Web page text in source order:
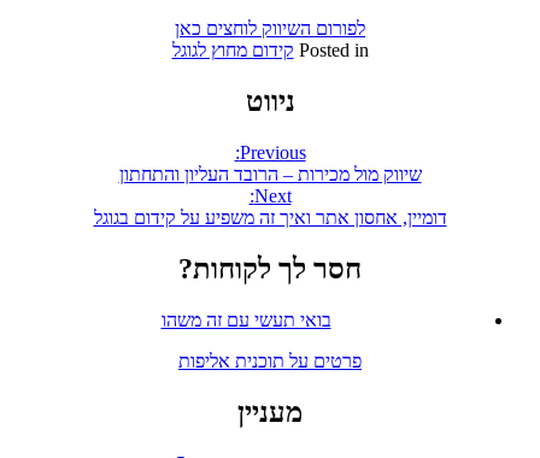
לפורום השיווק לוחצים כאן
Posted in קידום מחוץ לגוגל
ניווט
Previous:
שיווק מול מכירות – הרובד העליון והתחתון
Next:
דומיין, אחסון אתר ואיך זה משפיע על קידום בגוגל
חסר לך לקוחות?
בואי תעשי עם זה משהו
פרטים על תוכנית אליפות
מעניין